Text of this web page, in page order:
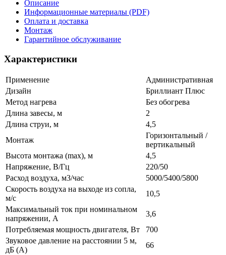
Описание
Информационные материалы (PDF)
Оплата и доставка
Монтаж
Гарантийное обслуживание
Характеристики
Применение
Административная
Дизайн
Бриллиант Плюс
Метод нагрева
Без обогрева
Длина завесы, м
2
Длина струи, м
4,5
Монтаж
Горизонтальный /
вертикальный
Высота монтажа (max), м
4,5
Напряжение, В/Гц
220/50
Расход воздуха, м3/час
5000/5400/5800
Скорость воздуха на выходе из сопла,
м/с
10,5
Максимальный ток при номинальном
напряжении, А
3,6
Потребляемая мощность двигателя, Вт
700
Звуковое давление на расстоянии 5 м,
дБ (А)
66